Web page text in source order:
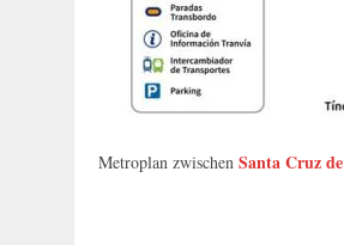
Metroplan zwischen Santa Cruz